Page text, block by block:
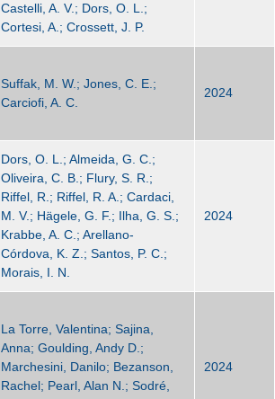
Castelli, A. V.; Dors, O. L.;
Cortesi, A.; Crossett, J. P.
Suffak, M. W.; Jones, C. E.;
Carciofi, A. C.
2024
Dors, O. L.; Almeida, G. C.;
Oliveira, C. B.; Flury, S. R.;
Riffel, R.; Riffel, R. A.; Cardaci,
M. V.; Hägele, G. F.; Ilha, G. S.;
Krabbe, A. C.; Arellano-
Córdova, K. Z.; Santos, P. C.;
Morais, I. N.
2024
La Torre, Valentina; Sajina,
Anna; Goulding, Andy D.;
Marchesini, Danilo; Bezanson,
Rachel; Pearl, Alan N.; Sodré,
2024